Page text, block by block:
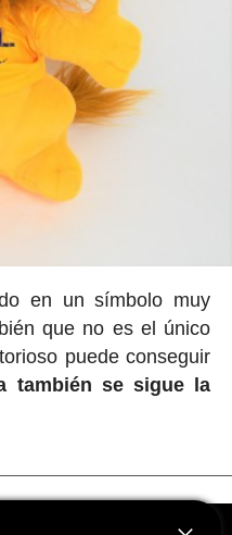
en un símbolo muy
que no es el único
puede conseguir
también se sigue la